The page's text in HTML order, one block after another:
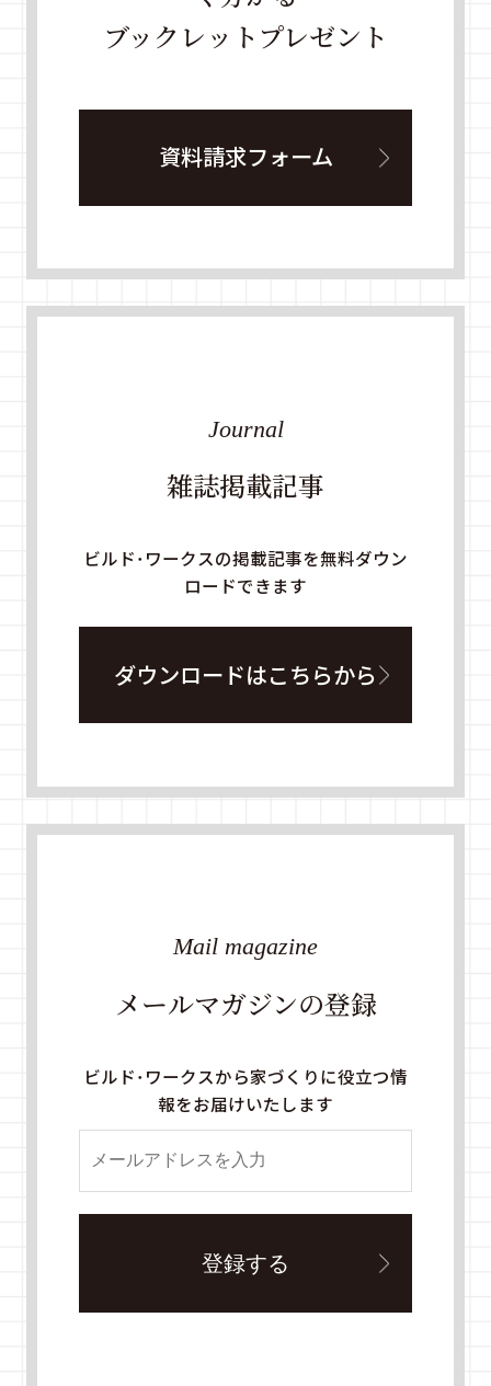
ブックレットプレゼント
資料請求フォーム
雑誌掲載記事
Journal
ビルド・ワークスの掲載記事を無料ダウン
ロードできます
ダウンロードはこちらから
メールマガジンの登録
Mail magazine
ビルド・ワークスから家づくりに役立つ情
報をお届けいたします